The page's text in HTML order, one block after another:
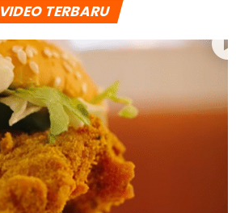
VIDEO TERBARU